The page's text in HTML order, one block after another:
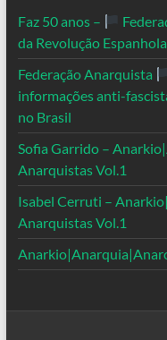
Faz 50 anos –
da Revolução Espanhola
Federação Anarquista
informações anti-
no Brasil
Sofia Garrido –
Anarquistas Vol.1
Isabel Cerruti –
Anarquistas Vol.1